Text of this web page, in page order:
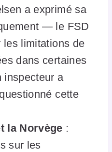
a exprimé sa
— le FSD
les limitations de
dans certaines
inspecteur a
cette
la Norvège :
sur les